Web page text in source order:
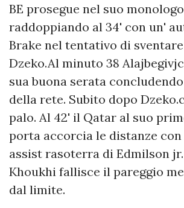
BE prosegue nel suo monologo
raddoppiando al 34' con un'
Brake nel tentativo di
Dzeko.Al minuto 38
sua buona serata
della rete. Subito dopo
palo. Al 42' il Qatar al suo
porta accorcia le distanze con
assist rasoterra di Edmilson
Khoukhi fallisce il pareggio
dal limite.